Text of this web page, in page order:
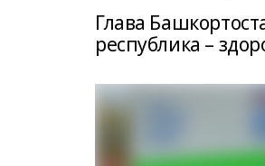
Глава
республика –